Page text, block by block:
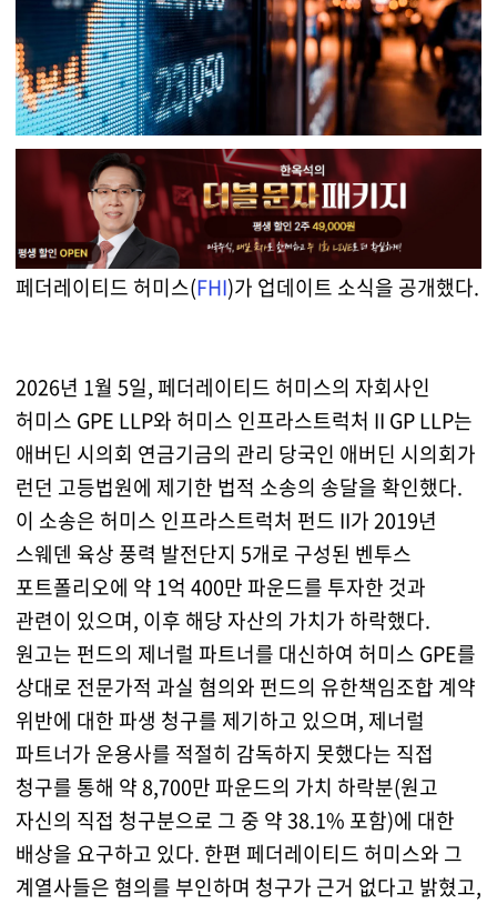
페더레이티드 허미스(FHI)가 업데이트 소식을 공개했다.
2026년 1월 5일, 페더레이티드 허미스의 자회사인
허미스 GPE LLP와 허미스 인프라스트럭처 II GP LLP는
애버딘 시의회 연금기금의 관리 당국인 애버딘 시의회가
런던 고등법원에 제기한 법적 소송의 송달을 확인했다.
이 소송은 허미스 인프라스트럭처 펀드 II가 2019년
스웨덴 육상 풍력 발전단지 5개로 구성된 벤투스
포트폴리오에 약 1억 400만 파운드를 투자한 것과
관련이 있으며, 이후 해당 자산의 가치가 하락했다.
원고는 펀드의 제너럴 파트너를 대신하여 허미스 GPE를
상대로 전문가적 과실 혐의와 펀드의 유한책임조합 계약
위반에 대한 파생 청구를 제기하고 있으며, 제너럴
파트너가 운용사를 적절히 감독하지 못했다는 직접
청구를 통해 약 8,700만 파운드의 가치 하락분(원고
자신의 직접 청구분으로 그 중 약 38.1% 포함)에 대한
배상을 요구하고 있다. 한편 페더레이티드 허미스와 그
계열사들은 혐의를 부인하며 청구가 근거 없다고 밝혔고,